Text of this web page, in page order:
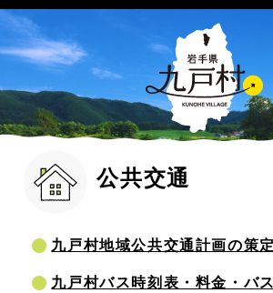
公共交通
九戸村地域公共交通計画の策
九戸村バス時刻表・料金・バ